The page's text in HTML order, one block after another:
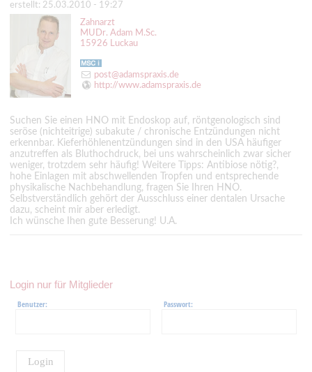
erstellt: 25.03.2010 - 19:27
Zahnarzt
MUDr. Adam M.Sc.
15926 Luckau
post@adamspraxis.de
http://www.adamspraxis.de
Suchen Sie einen HNO mit Endoskop auf, röntgenologisch sind
seröse (nichteitrige) subakute / chronische Entzündungen nicht
erkennbar. Kieferhöhlenentzündungen sind in den USA häufiger
anzutreffen als Bluthochdruck, bei uns wahrscheinlich zwar sicher
weniger, trotzdem sehr häufig! Weitere Tipps: Antibiose nötig?,
hohe Einlagen mit abschwellenden Tropfen und entsprechende
physikalische Nachbehandlung, fragen Sie Ihren HNO.
Selbstverständlich gehört der Ausschluss einer dentalen Ursache
dazu, scheint mir aber erledigt.
Ich wünsche Ihen gute Besserung! U.A.
Login nur für Mitglieder
Benutzer: Passwort:
Login